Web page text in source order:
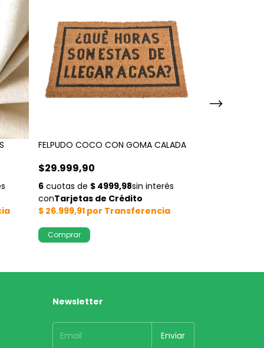
FELPUDO COCO CON GOMA CALADA
$29.999,90
Newsletter